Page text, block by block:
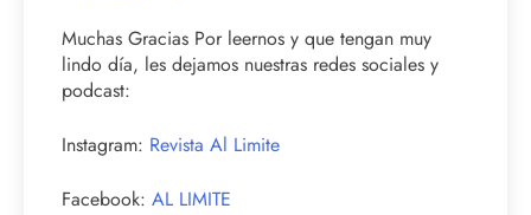
Muchas Gracias Por leernos y que tengan muy
lindo día, les dejamos nuestras redes sociales y
podcast:
Instagram: Revista Al Limite
Facebook: AL LIMITE